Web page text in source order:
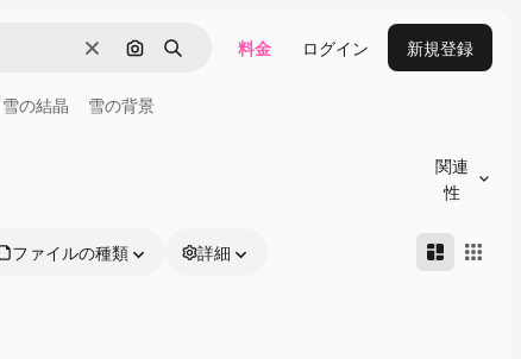
消去 画像で検索
検索 料金 ログイン 新規登録
雪の結晶 雪の背景
関連
性
ファイルの種類 詳細